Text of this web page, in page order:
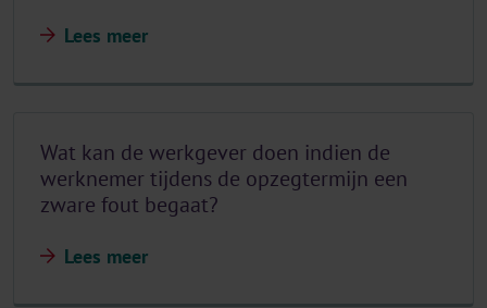
Lees meer
Wat kan de werkgever doen indien de
werknemer tijdens de opzegtermijn een
zware fout begaat?
Lees meer